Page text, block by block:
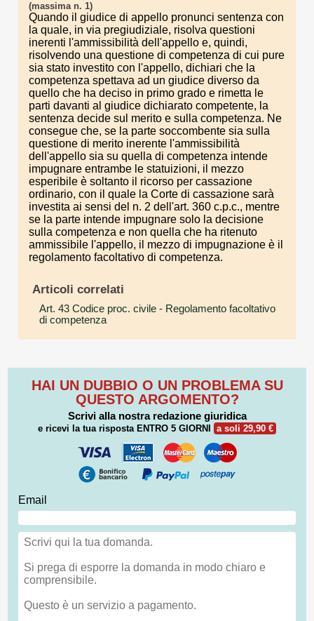
(massima n. 1)
Quando il giudice di appello pronunci sentenza con
la quale, in via pregiudiziale, risolva questioni
inerenti l'ammissibilità dell'appello e, quindi,
risolvendo una questione di competenza di cui pure
sia stato investito con l'appello, dichiari che la
competenza spettava ad un giudice diverso da
quello che ha deciso in primo grado e rimetta le
parti davanti al giudice dichiarato competente, la
sentenza decide sul merito e sulla competenza. Ne
consegue che, se la parte soccombente sia sulla
questione di merito inerente l'ammissibilità
dell'appello sia su quella di competenza intende
impugnare entrambe le statuizioni, il mezzo
esperibile è soltanto il ricorso per cassazione
ordinario, con il quale la Corte di cassazione sarà
investita ai sensi del n. 2 dell'art. 360 c.p.c., mentre
se la parte intende impugnare solo la decisione
sulla competenza e non quella che ha ritenuto
ammissibile l'appello, il mezzo di impugnazione è il
regolamento facoltativo di competenza.
Articoli correlati
Art. 43 Codice proc. civile - Regolamento facoltativo
di competenza
HAI UN DUBBIO O UN PROBLEMA SU
QUESTO ARGOMENTO?
Scrivi alla nostra redazione giuridica
e ricevi la tua risposta ENTRO 5 GIORNI a soli 29,90 €
Email